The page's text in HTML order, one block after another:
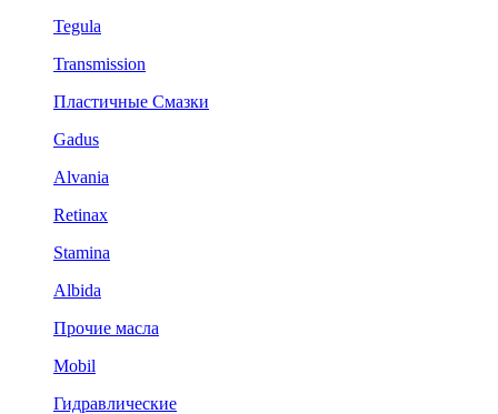
Tegula
Transmission
Пластичные Смазки
Gadus
Alvania
Retinax
Stamina
Albida
Прочие масла
Mobil
Гидравлические